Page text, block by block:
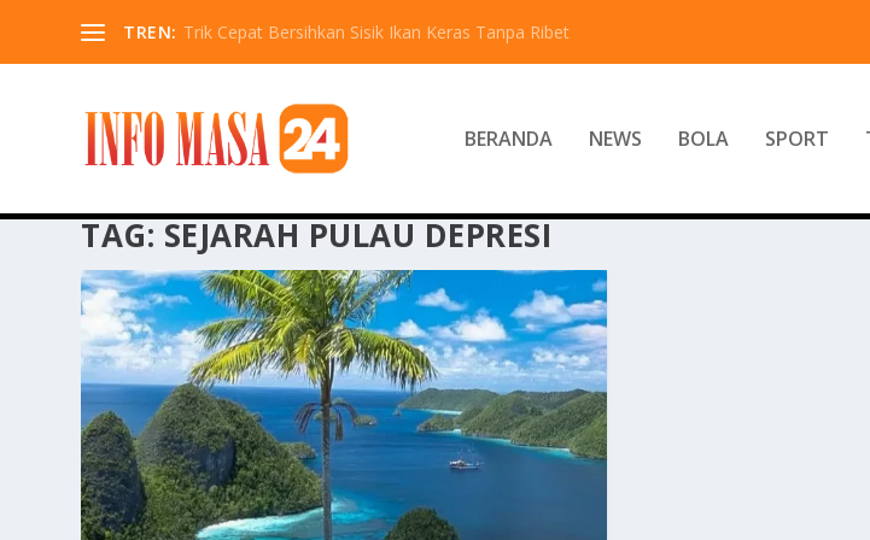
TREN: Trik Cepat Bersihkan Sisik Ikan Keras Tanpa Ribet
BERANDA NEWS BOLA SPORT
TAG: SEJARAH PULAU DEPRESI